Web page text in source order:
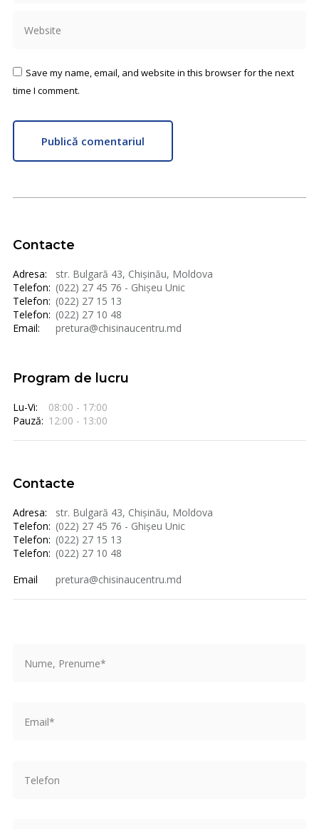
Save my name, email, and website in this browser for the next
time I comment.
Publică comentariul
Contacte
Adresa:
str. Bulgară 43, Chișinău, Moldova
Telefon: (022) 27 45 76 - Ghișeu Unic
Telefon: (022) 27 15 13
Telefon: (022) 27 10 48
Email:
pretura@chisinaucentru.md
Program de lucru
Lu-Vi:
08:00 - 17:00
Pauză: 12:00 - 13:00
Contacte
Adresa:
str. Bulgară 43, Chișinău, Moldova
Telefon: (022) 27 45 76 - Ghișeu Unic
Telefon: (022) 27 15 13
Telefon: (022) 27 10 48
Email
pretura@chisinaucentru.md